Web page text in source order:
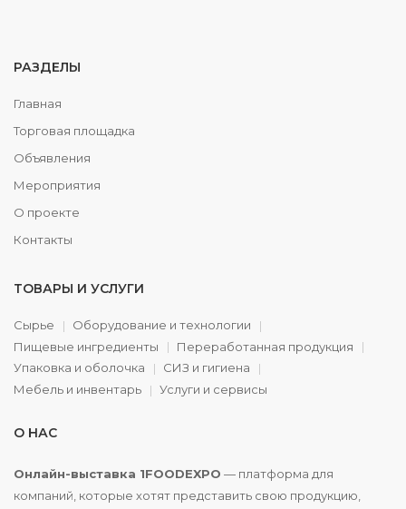
РАЗДЕЛЫ
Главная
Торговая площадка
Объявления
Мероприятия
О проекте
Контакты
ТОВАРЫ И УСЛУГИ
Сырье
Оборудование и технологии
Пищевые ингредиенты
Переработанная продукция
Упаковка и оболочка
СИЗ и гигиена
Мебель и инвентарь
Услуги и сервисы
О НАС
Онлайн-выставка 1FOODEXPO — платформа для
компаний, которые хотят представить свою продукцию,